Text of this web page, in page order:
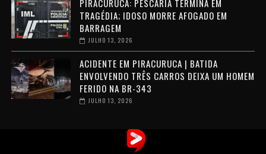
PIRACURUCA: PESCARIA TERMINA EM
TRAGÉDIA; IDOSO MORRE AFOGADO EM
BARRAGEM
JULHO 13, 2026
ACIDENTE EM PIRACURUCA | BATIDA
ENVOLVENDO TRÊS CARROS DEIXA UM HOMEM
FERIDO NA BR-343
JULHO 13, 2026